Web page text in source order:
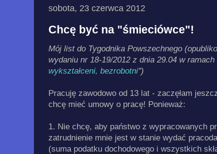
sobota, 23 czerwca 2012
Chcę być na "śmieciówce"!
Mój list do Tygodnika Powszechnego
wydaniu nr 18-19/2012 z dnia 29.04 w
wykształceni, bezrobotni")
Pracuję zawodowo od 13 lat - zaczęłam
chcę mieć umowy o pracę! Ponieważ:
1. Nie chcę, aby państwo z wypracowanych
zatrudnienie mnie jest w stanie wydać
(suma podatku dochodowego i wszystkich